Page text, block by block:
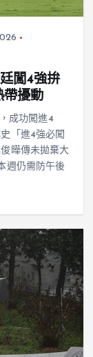
闖4強拚
帶擾動
成功闖進4
「進4強必闖
曄傳未拋棄大
週仍需防午後